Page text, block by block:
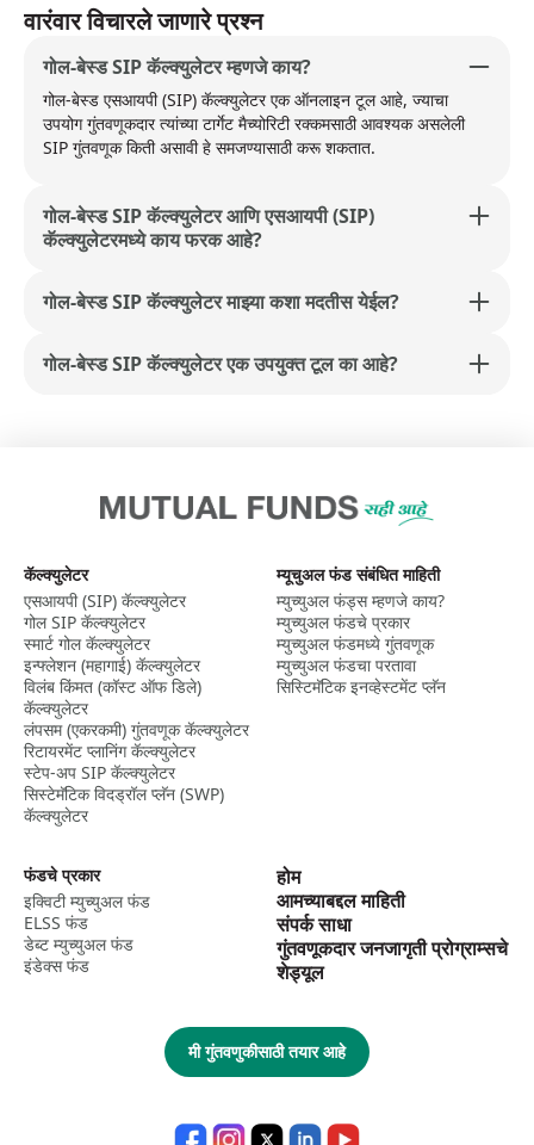
वारंवार विचारले जाणारे प्रश्न
गोल-बेस्ड SIP कॅल्क्युलेटर म्हणजे काय?
गोल-बेस्ड एसआयपी (SIP) कॅल्क्युलेटर एक ऑनलाइन टूल आहे, ज्याचा
उपयोग गुंतवणूकदार त्यांच्या टार्गेट मैच्योरिटी रक्कमसाठी आवश्यक असलेली
SIP गुंतवणूक किती असावी हे समजण्यासाठी करू शकतात.
गोल-बेस्ड SIP कॅल्क्युलेटर आणि एसआयपी (SIP)
कॅल्क्युलेटरमध्ये काय फरक आहे?
गोल-बेस्ड SIP कॅल्क्युलेटर माझ्या कशा मदतीस येईल?
गोल-बेस्ड SIP कॅल्क्युलेटर एक उपयुक्त टूल का आहे?
कॅल्क्युलेटर
एसआयपी (SIP) कॅल्क्युलेटर
गोल SIP कॅल्क्युलेटर
स्मार्ट गोल कॅल्क्युलेटर
इन्फ्लेशन (महागाई) कॅल्क्युलेटर
विलंब किंमत (कॉस्ट ऑफ डिले)
कॅल्क्युलेटर
लंपसम (एकरकमी) गुंतवणूक कॅल्क्युलेटर
रिटायरमेंट प्लानिंग कॅल्क्युलेटर
स्टेप-अप SIP कॅल्क्युलेटर
सिस्टेमॅटिक विदड्रॉल प्लॅन (SWP)
कॅल्क्युलेटर
म्यूचुअल फंड संबंधित माहिती
म्युच्युअल फंड्स म्हणजे काय?
म्युच्युअल फंडचे प्रकार
म्युच्युअल फंडमध्ये गुंतवणूक
म्युच्युअल फंडचा परतावा
सिस्टिमॅटिक इनव्हेस्टमेंट प्लॅन
फंडचे प्रकार
इक्विटी म्युच्युअल फंड
ELSS फंड
डेब्ट म्युच्युअल फंड
इंडेक्स फंड
होम
आमच्याबद्दल माहिती
संपर्क साधा
गुंतवणूकदार जनजागृती प्रोग्राम्सचे
शेड्यूल
मी गुंतवणुकीसाठी तयार आहे